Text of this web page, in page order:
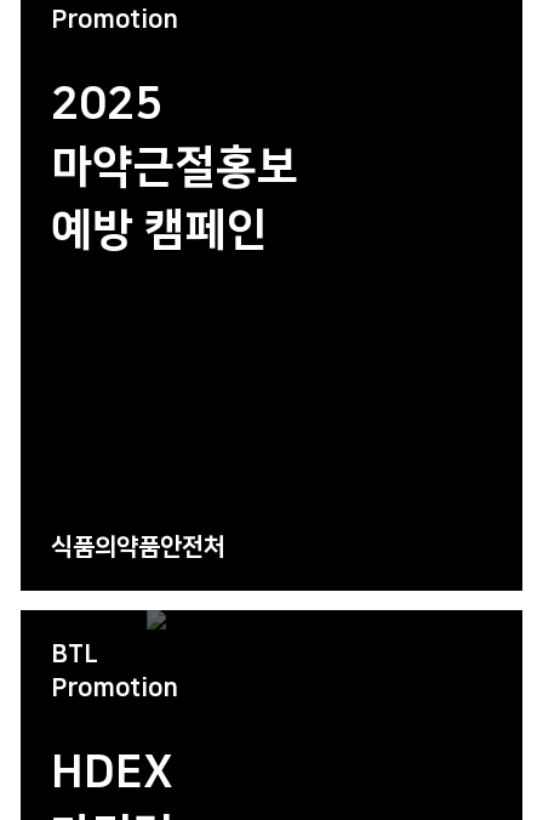
Promotion
2025
마약근절홍보
예방 캠페인
식품의약품안전처
BTL
Promotion
HDEX